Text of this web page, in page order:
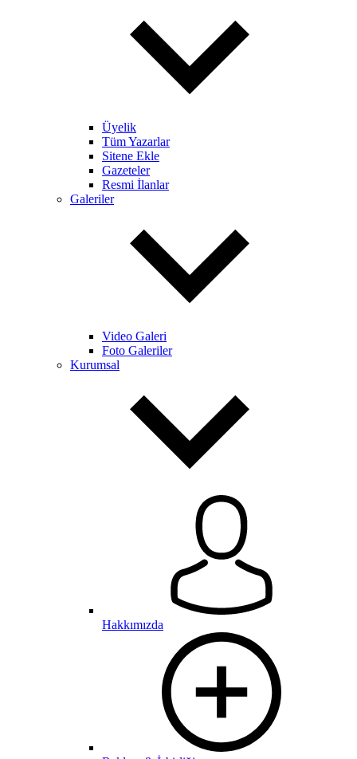
Üyelik
Tüm Yazarlar
Sitene Ekle
Gazeteler
Resmi İlanlar
Galeriler
Video Galeri
Foto Galeriler
Kurumsal
Hakkımızda